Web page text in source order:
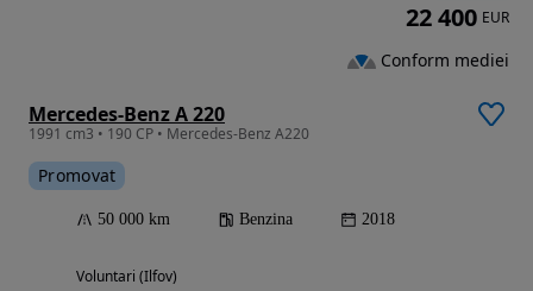
Mercedes-Benz A 220
1991 cm3 • 190 CP • Mercedes-Benz A220
Promovat
50 000 km Benzina 2018
Voluntari (Ilfov)
22 400 EUR
Conform mediei